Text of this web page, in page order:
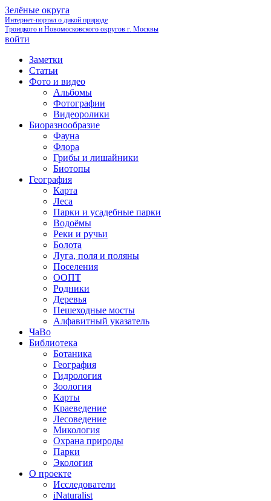
Зелёные округа
Интернет-портал о дикой природе
Троицкого и Новомосковского округов г. Москвы
войти
Заметки
Статьи
Фото и видео
Альбомы
Фотографии
Видеоролики
Биоразнообразие
Фауна
Флора
Грибы и лишайники
Биотопы
География
Карта
Леса
Парки и усадебные парки
Водоёмы
Реки и ручьи
Болота
Луга, поля и поляны
Поселения
ООПТ
Родники
Деревья
Пешеходные мосты
Алфавитный указатель
ЧаВо
Библиотека
Ботаника
География
Гидрология
Зоология
Карты
Краеведение
Лесоведение
Микология
Охрана природы
Парки
Экология
О проекте
Исследователи
iNaturalist